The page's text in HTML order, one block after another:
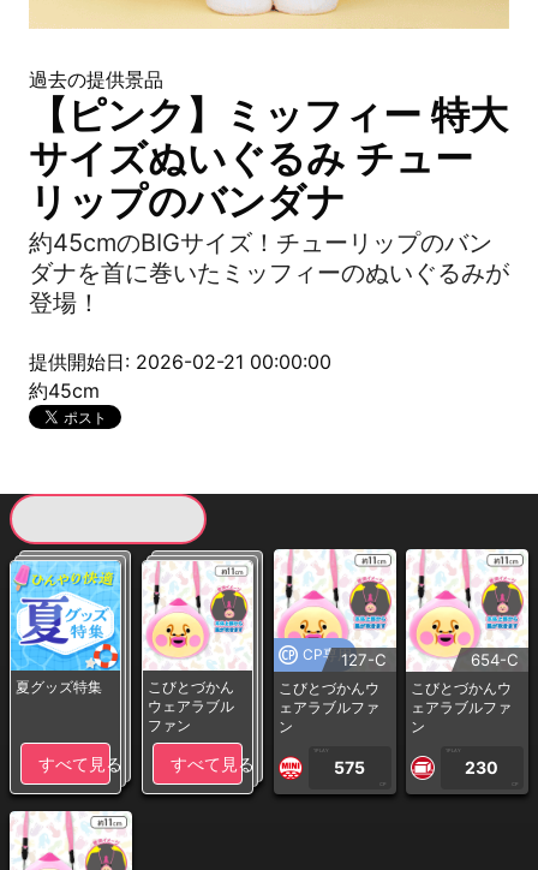
過去の提供景品
【ピンク】ミッフィー 特大
サイズぬいぐるみ チュー
リップのバンダナ
約45cmのBIGサイズ！チューリップのバン
ダナを首に巻いたミッフィーのぬいぐるみが
登場！
提供開始日: 2026-02-21 00:00:00
約45cm
夏グッズ特集
すべて見る
こびとづかん
ウェアラブル
ファン
すべて見る
CP専用127-C
こびとづかんウ
ェアラブルファ
ン
1PLAY
575
CP
654-C
こびとづかんウ
ェアラブルファ
ン
1PLAY
230
CP